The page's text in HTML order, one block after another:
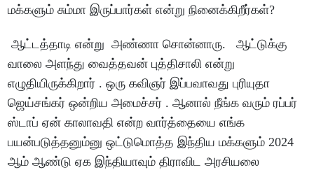
மக்களும் சும்மா இருப்பார்கள் என்று நினைக்கிறீர்கள்?
ஆட்டத்தாடி என்று அண்ணா சொன்னாரு. ஆட்டுக்கு
வாலை அளந்து வைத்தவன் புத்திசாலி என்று
எழுதியிருக்கிறார் . ஒரு கவிஞர் இப்பவாவது புரியுதா
ஜெய்சங்கர் ஒன்றிய அமைச்சர் . ஆனால் நீங்க வரும் ரப்பர்
ஸ்டாப் ஏன் காலாவதி என்ற வார்த்தையை எங்க
பயன்படுத்தனும்னு ஒட்டுமொத்த இந்திய மக்களும் 2024
ஆம் ஆண்டு ஏக இந்தியாவும் திராவிட அரசியலை